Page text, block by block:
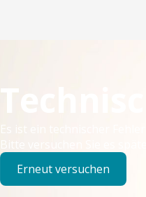
Es ist ein technischer
Bitte versuchen Sie es
Erneut versuchen